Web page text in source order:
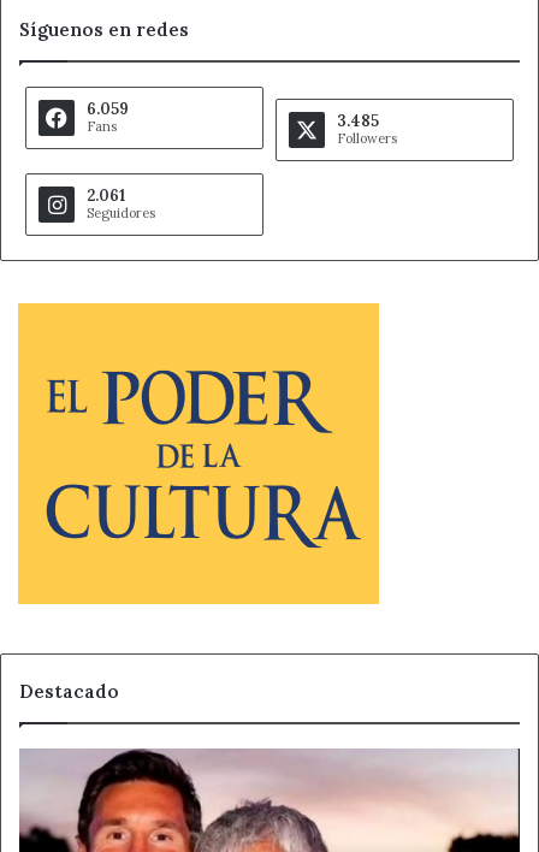
Síguenos en redes
6.059
Fans 3.485
Followers
2.061
Seguidores
Destacado
Messi,
padre